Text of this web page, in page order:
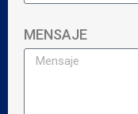
MENSAJE